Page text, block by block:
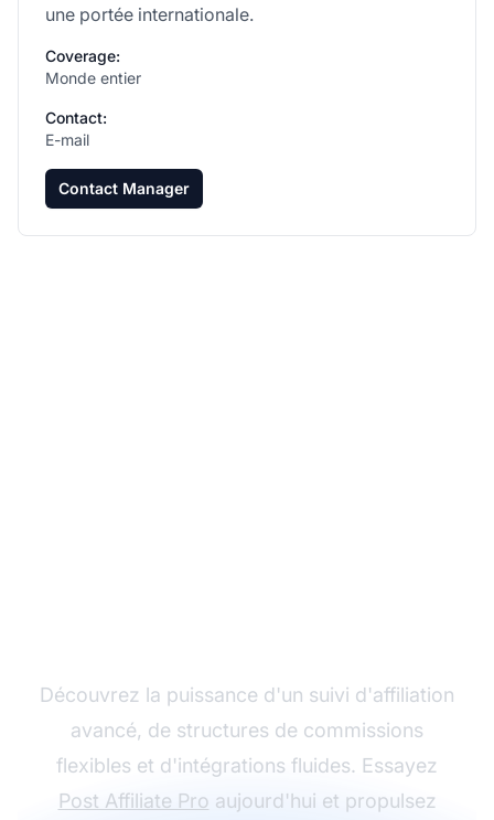
une portée internationale.
Coverage:
Monde entier
Contact:
E-mail
Contact Manager
Découvrez la puissance d'un suivi d'affiliation
avancé, de structures de commissions
flexibles et d'intégrations fluides. Essayez
Post Affiliate Pro aujourd'hui et propulsez